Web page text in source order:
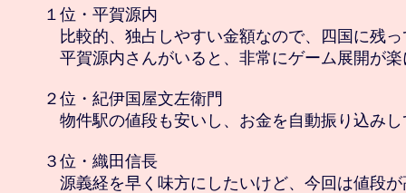
１位・平賀源内
比較的、独占しやすい金額なので、四国に残
平賀源内さんがいると、非常にゲーム展開が楽
２位・紀伊国屋文左衛門
物件駅の値段も安いし、お金を自動振り込み
３位・織田信長
源義経を早く味方にしたいけど、今回は値段